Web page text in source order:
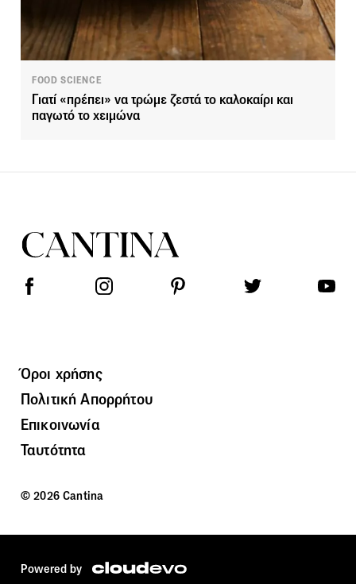
FOOD SCIENCE
Γιατί «πρέπει» να τρώμε ζεστά το καλοκαίρι και
παγωτό το χειμώνα
Όροι χρήσης
Πολιτική Απορρήτου
Επικοινωνία
Ταυτότητα
© 2026 Cantina
Powered by